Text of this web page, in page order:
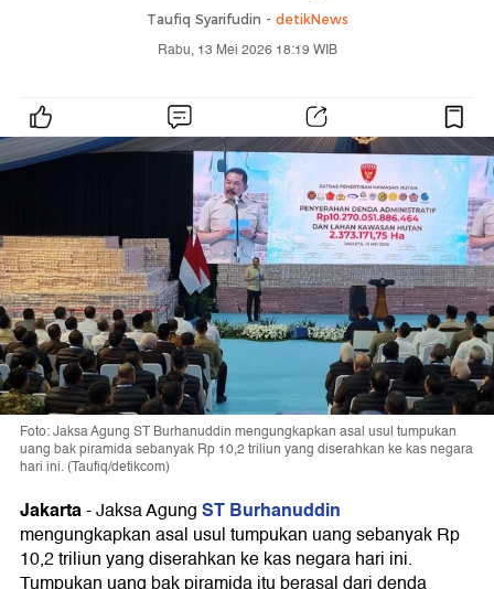
Taufiq Syarifudin - detikNews
Rabu, 13 Mei 2026 18:19 WIB
Foto: Jaksa Agung ST Burhanuddin mengungkapkan asal usul tumpukan
uang bak piramida sebanyak Rp 10,2 triliun yang diserahkan ke kas negara
hari ini. (Taufiq/detikcom)
Jakarta-Jaksa AgungST Burhanuddin
mengungkapkan asal usul tumpukan uang sebanyak Rp
10,2 triliun yang diserahkan ke kas negara hari ini.